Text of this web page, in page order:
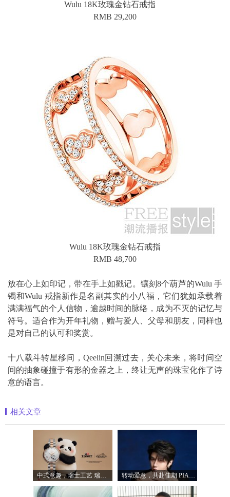
Wulu 18K玫瑰金钻石戒指
RMB 29,200
Wulu 18K玫瑰金钻石戒指
RMB 48,700
放在心上如印记，带在手上如戳记。镶刻8个葫芦的Wulu 手
镯和Wulu 戒指新作是名副其实的小八福，它们犹如承载着
满满福气的个人信物，逾越时间的脉络，成为不灭的记忆与
符号。适合作为开年礼物，赠与爱人、父母和朋友，同样也
是对自己的认可和奖赏。
十八载斗转星移间，Qeelin回溯过去，关心未来，将时间空
间的抽象碰撞于有形的金器之上，终让无声的珠宝化作了诗
意的语言。
相关文章